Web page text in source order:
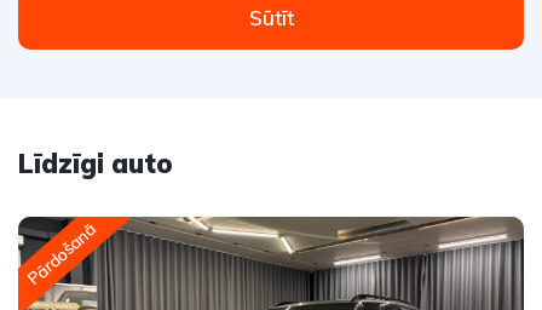
Sūtīt
Līdzīgi auto
Pārdošanā